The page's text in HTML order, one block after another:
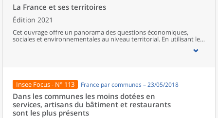
La France et ses territoires
Édition 2021
Cet ouvrage offre un panorama des questions économiques,
sociales et environnementales au niveau territorial. En utilisant les
disparités géographiques en France, sur les forces et faiblesses des
population.
Insee Focus - N° 113 France par communes – 23/05/2018
Dans les communes les moins dotées en
services, artisans du bâtiment et restaurants
sont les plus présents